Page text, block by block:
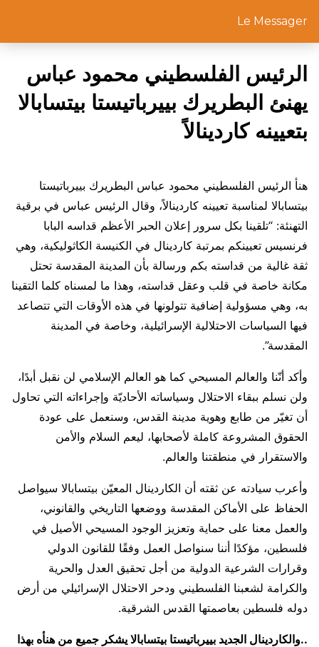
Le Messager
الرئيس الفلسطيني محمود عباس
يهنئ البطريرك بييرباتيستا بيتسابالا
بتعيينه كاردينالاً
هنأ الرئيس الفلسطيني محمود عباس البطريرك بييرباتيستا
بيتسابالا لمناسبة تعيينه كاردينالاً، وقال الرئيس عباس في برقية
التهنئة: “تلقينا بكل سرور إعلان الحبر الأعظم قداسه البابا
فرنسيس تعيينكم بمرتبة كاردينال في الكنيسة الكاثوليكية، وهي
ثقة غالية من قداسته بكم ورسالة بأن المدينة المقدسة تحتل
مكانة خاصة في قلب وعقل قداسته، وهذا ما لمسناه كلما التقينا
به، وهي مسؤولية إضافية تتولونها في هذه الأوقات التي تتصاعد
فيها السياسات الاحتلالية الإسرائيلية، وخاصة في المدينة
المقدسة”.
وأكد أنّنا والعالم المسيحي كما هو العالم الإسلامي لن نقبل أبدًا،
ولن نسلم ببقاء الاحتلال وسياساته الأحاديّة وإجراءاته التي تحاول
أن تغيّر من طابع وهوية مدينة القدس، وسنعمل على عودة
الحقوق المشروعة كاملة لأصحابها، ليعم السلام والأمن
والاستقرار في منطقتنا والعالم.
وأعرب سيادته عن ثقته أن الكاردينال المعيّن بيتسابالا سيواصل
الحفاظ على الأماكن المقدسة ووضعها التاريخي والقانوني،
والعمل معنا على حماية وتعزيز الوجود المسيحي الأصيل في
فلسطين، مؤكدًا أننا سنواصل العمل وفقًا للقانون الدولي
وقرارات الشرعية الدولية من أجل تحقيق العدل والحرية
والكرامة لشعبنا الفلسطيني ودحر الاحتلال الإسرائيلي من أرض
دوله فلسطين بعاصمتها القدس الشرقية.
..والكاردينال الجديد بييرباتيستا بيتسابالا يشكر جميع من هنأه بهذا